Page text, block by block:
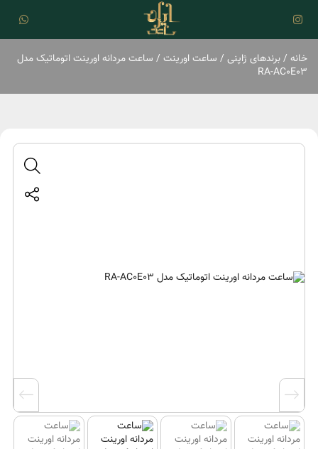
خانه /برند‌های ژاپنی / ساعت اورینت / ساعت مردانه اورینت اتوماتیک مدل
RA-AC0E03